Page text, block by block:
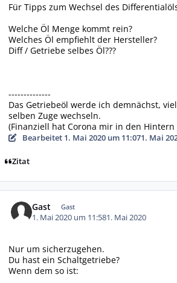
Für Tipps zum Wechsel des
Welche Öl Menge kommt rein?
Welches Öl empfiehlt der Hersteller?
Diff / Getriebe selbes Öl???
--------------
Das Getriebeöl werde ich demnächst,
selben Zuge wechseln.
(Finanziell hat Corona mir in den Hintern
Bearbeitet 1. Mai 2020 um 11:071. Mai
Zitat
Gast Gast
1. Mai 2020 um 11:581. Mai 2020
Nur um sicherzugehen.
Du hast ein Schaltgetriebe?
Wenn dem so ist: